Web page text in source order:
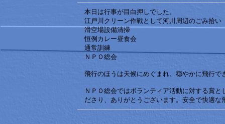
本日は行事が目白押しでした。
江戸川クリーン作戦として河川周辺のごみ拾い
滑空場設備清掃
恒例カレー昼食会
通常訓練
ＮＰＯ総会
飛行のほうは天候にめぐまれ、穏やかに飛行で
ＮＰＯ総会ではボランティア活動に対する賞
ださり、ありがとうございます。安全で快適